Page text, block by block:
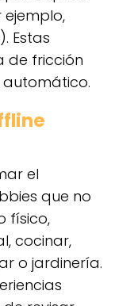
Estas
de fricción
el
que no
físico,
cocinar,
o jardinería.